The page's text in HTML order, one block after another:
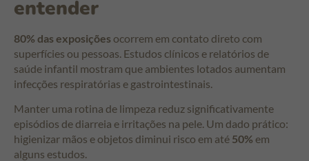
entender
80% das exposições ocorrem em contato direto com
superfícies ou pessoas. Estudos clínicos e relatórios de
saúde infantil mostram que ambientes lotados aumentam
infecções respiratórias e gastrointestinais.
Manter uma rotina de limpeza reduz significativamente
episódios de diarreia e irritações na pele. Um dado prático:
higienizar mãos e objetos diminui risco em até 50% em
alguns estudos.